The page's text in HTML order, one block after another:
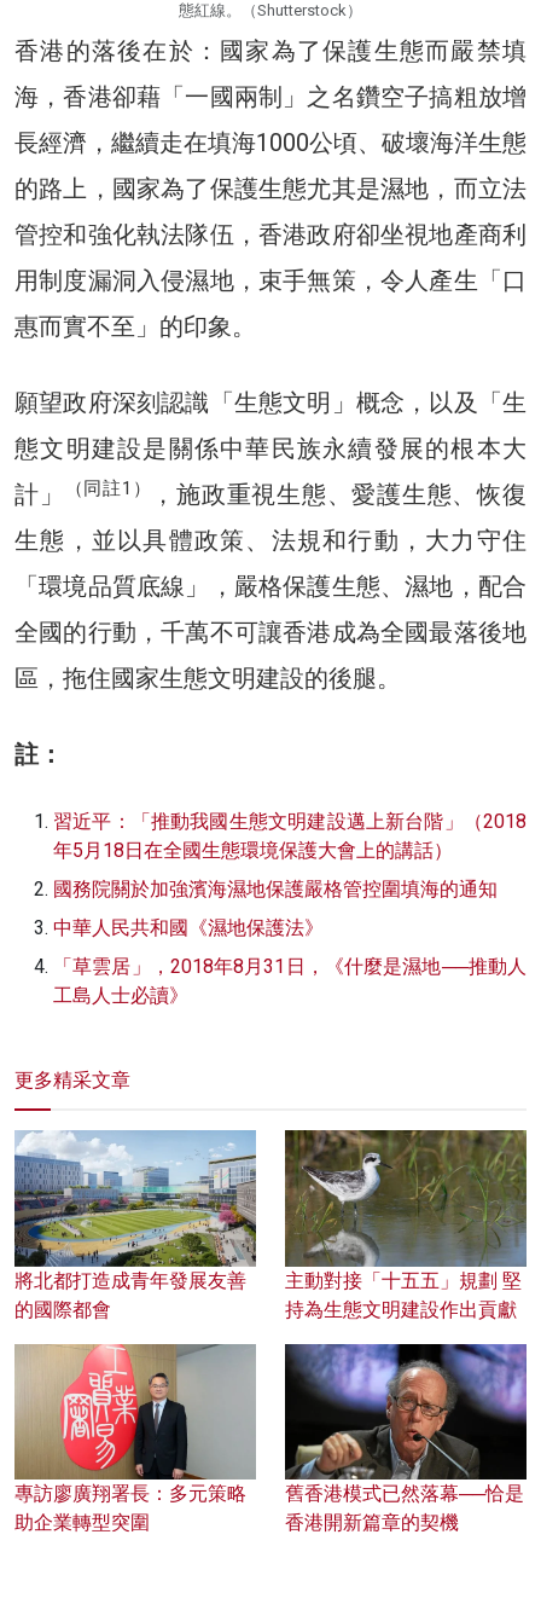
態紅線。（Shutterstock）
香港的落後在於：國家為了保護生態而嚴禁填
海，香港卻藉「一國兩制」之名鑽空子搞粗放增
長經濟，繼續走在填海1000公頃、破壞海洋生態
的路上，國家為了保護生態尤其是濕地，而立法
管控和強化執法隊伍，香港政府卻坐視地產商利
用制度漏洞入侵濕地，束手無策，令人產生「口
惠而實不至」的印象。
願望政府深刻認識「生態文明」概念，以及「生
態文明建設是關係中華民族永續發展的根本大
計」
（同註1）
，施政重視生態、愛護生態、恢復
生態，並以具體政策、法規和行動，大力守住
「環境品質底線」，嚴格保護生態、濕地，配合
全國的行動，千萬不可讓香港成為全國最落後地
區，拖住國家生態文明建設的後腿。
註：
習近平：「推動我國生態文明建設邁上新台階」（2018
年5月18日在全國生態環境保護大會上的講話）
國務院關於加強濱海濕地保護嚴格管控圍填海的通知
中華人民共和國《濕地保護法》
「草雲居」，2018年8月31日，《什麼是濕地──推動人
工島人士必讀》
更多精采文章
將北都打造成青年發展友善
的國際都會
主動對接「十五五」規劃 堅
持為生態文明建設作出貢獻
專訪廖廣翔署長：多元策略
助企業轉型突圍
舊香港模式已然落幕──恰是
香港開新篇章的契機